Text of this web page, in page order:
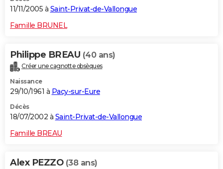
11/11/2005 à Saint-Privat-de-Vallongue
Famille BRUNEL
Philippe BREAU (40 ans)
Créer une cagnotte obsèques
Naissance
29/10/1961 à Pacy-sur-Eure
Décès
18/07/2002 à Saint-Privat-de-Vallongue
Famille BREAU
Alex PEZZO (38 ans)